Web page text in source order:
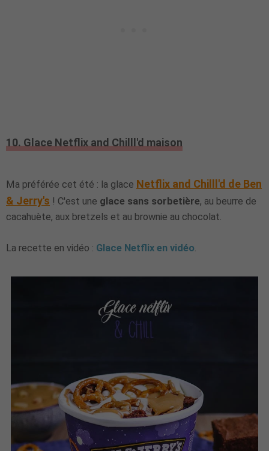
10. Glace Netflix and Chilll'd maison
Ma préférée cet été : la glace Netflix and Chilll'd de Ben
& Jerry's ! C'est une glace sans sorbetière, au beurre de
cacahuète, aux bretzels et au brownie au chocolat.
La recette en vidéo : Glace Netflix en vidéo.